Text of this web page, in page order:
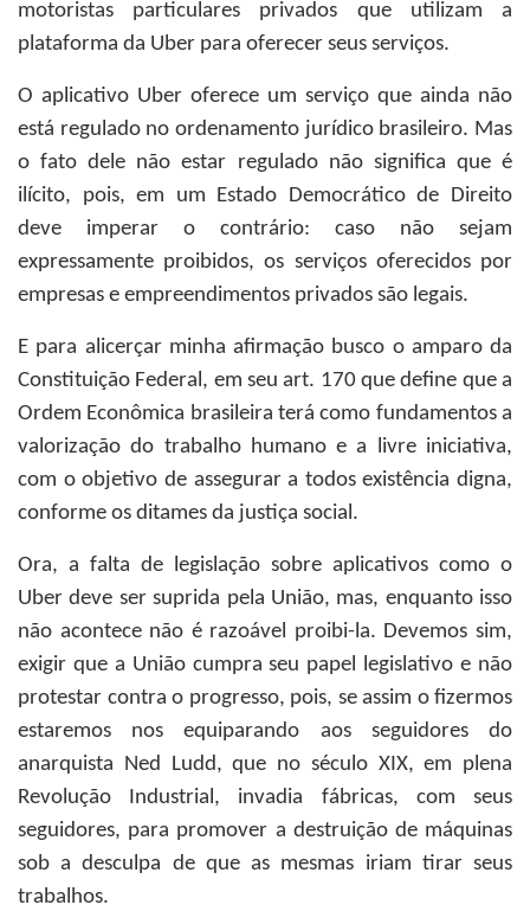
motoristas particulares privados que utilizam a
plataforma da Uber para oferecer seus serviços.
O aplicativo Uber oferece um serviço que ainda não
está regulado no ordenamento jurídico brasileiro. Mas
o fato dele não estar regulado não significa que é
ilícito, pois, em um Estado Democrático de Direito
deve imperar o contrário: caso não sejam
expressamente proibidos, os serviços oferecidos por
empresas e empreendimentos privados são legais.
E para alicerçar minha afirmação busco o amparo da
Constituição Federal, em seu art. 170 que define que a
Ordem Econômica brasileira terá como fundamentos a
valorização do trabalho humano e a livre iniciativa,
com o objetivo de assegurar a todos existência digna,
conforme os ditames da justiça social.
Ora, a falta de legislação sobre aplicativos como o
Uber deve ser suprida pela União, mas, enquanto isso
não acontece não é razoável proibi-la. Devemos sim,
exigir que a União cumpra seu papel legislativo e não
protestar contra o progresso, pois, se assim o fizermos
estaremos nos equiparando aos seguidores do
anarquista Ned Ludd, que no século XIX, em plena
Revolução Industrial, invadia fábricas, com seus
seguidores, para promover a destruição de máquinas
sob a desculpa de que as mesmas iriam tirar seus
trabalhos.